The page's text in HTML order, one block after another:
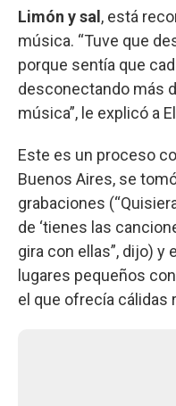
Limón y sal , está
música. “Tuve que
porque sentía que
desconectando más
música”, le explicó a
Este es un proceso
Buenos Aires, se
grabaciones
de ‘tienes las
gira con ellas”, dijo) y
lugares pequeños
el que ofrecía cálidas